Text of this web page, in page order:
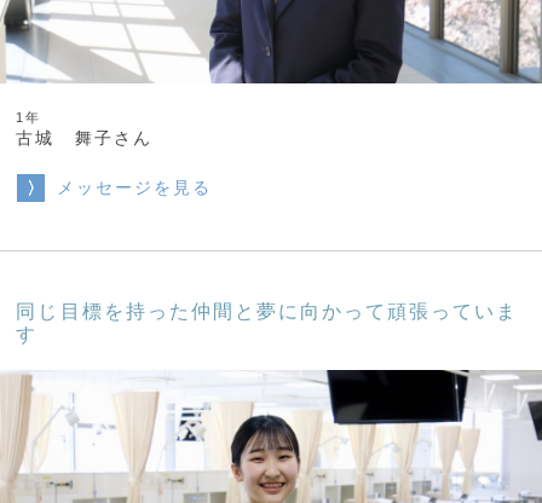
1年
古城 舞子さん
メッセージを見る
同じ目標を持った仲間と夢に向かって頑張っていま
す